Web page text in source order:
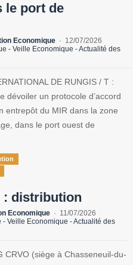
le port de
Economique
12/07/2026
- Veille Economique - Actualité des
DE RUNGIS / T :
dévoiler un protocole d’accord
entrepôt du MIR dans la zone
dans le port ouest de
: distribution
Economique
11/07/2026
Veille Economique - Actualité des
CRVO (siège à Chasseneuil-du-